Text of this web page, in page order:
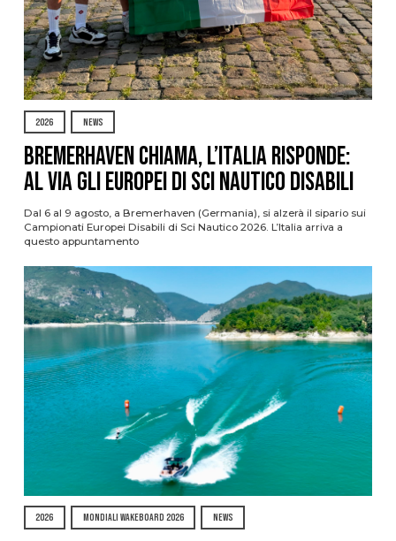
2026 NEWS
Bremerhaven chiama, l’Italia risponde:
al via gli Europei di Sci Nautico Disabili
Dal 6 al 9 agosto, a Bremerhaven (Germania), si alzerà il sipario sui
Campionati Europei Disabili di Sci Nautico 2026. L’Italia arriva a
questo appuntamento
2026 MONDIALI WAKEBOARD 2026 NEWS